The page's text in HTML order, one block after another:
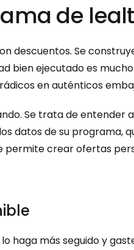
de
descuentos. Se
bien ejecutado es
en auténticos
Se trata de
datos de su programa,
permite crear ofertas
haga más seguido y